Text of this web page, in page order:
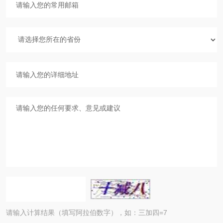
请输入计算结果（填写阿拉伯数字），如：三加四=7